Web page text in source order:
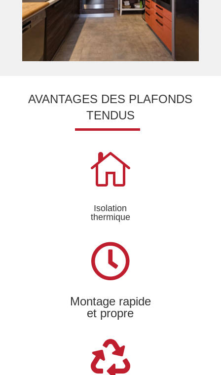
AVANTAGES DES PLAFONDS
TENDUS

Isolation
thermique
Montage rapide
et propre